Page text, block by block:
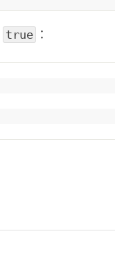
true ：